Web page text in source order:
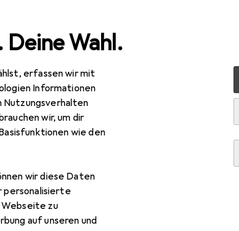
Wahl.
erfassen wir mit
Informationen
Nutzungsverhalten
wir, um dir
wie den
wir diese Daten
personalisierte
zu
auf unseren und
Wohnen Möbel
En.CasaLumparland